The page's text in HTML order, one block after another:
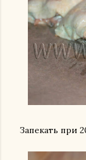
Запекать при